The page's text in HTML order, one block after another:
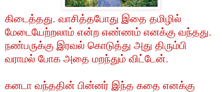
கிடைத்தது. வாசித்தபோது இதை தமிழில்
மேடையேற்றலாம் என்ற எண்ணம் எனக்கு வந்தது.
நண்பருக்கு இரவல் கொடுத்து அது திரும்பி
வராமல் போக அதை மறந்தும் விட்டேன்.
கனடா வந்ததின் பின்னர் இந்த கதை எனக்கு